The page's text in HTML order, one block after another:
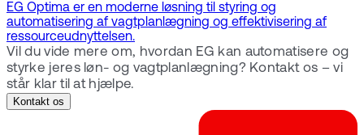
EG Optima er en moderne løsning til styring og
automatisering af vagtplanlægning og effektivisering af
ressourceudnyttelsen.
Vil du vide mere om, hvordan EG kan automatisere og
styrke jeres løn- og vagtplanlægning? Kontakt os – vi
står klar til at hjælpe.
Kontakt os